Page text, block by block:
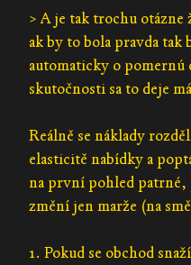
> A je tak trochu
ak by to bola pravda
automaticky o
skutočnosti sa to deje
Reálně se náklady
elasticitě nabídky a
na první pohled patrné,
změní jen marže (na
1. Pokud se obchod